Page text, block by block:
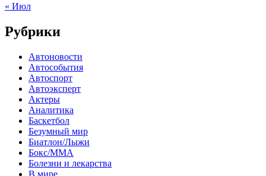
« Июл
Рубрики
Автоновости
Автособытия
Автоспорт
Автоэксперт
Актеры
Аналитика
Баскетбол
Безумный мир
Биатлон/Лыжи
Бокс/MMA
Болезни и лекарства
В мире